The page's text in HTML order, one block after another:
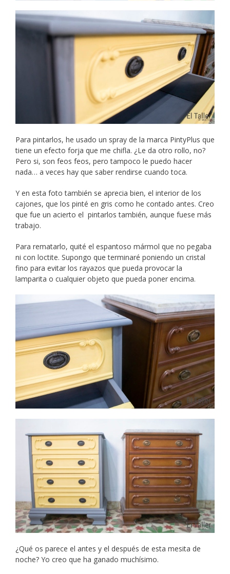
Para pintarlos, he usado un spray de la marca PintyPlus que
tiene un efecto forja que me chifla. ¿Le da otro rollo, no?
Pero si, son feos feos, pero tampoco le puedo hacer
nada… a veces hay que saber rendirse cuando toca.
Y en esta foto también se aprecia bien, el interior de los
cajones, que los pinté en gris como he contado antes. Creo
que fue un acierto el pintarlos también, aunque fuese más
trabajo.
Para rematarlo, quité el espantoso mármol que no pegaba
ni con loctite. Supongo que terminaré poniendo un cristal
fino para evitar los rayazos que pueda provocar la
lamparita o cualquier objeto que pueda poner encima.
¿Qué os parece el antes y el después de esta mesita de
noche? Yo creo que ha ganado muchísimo.